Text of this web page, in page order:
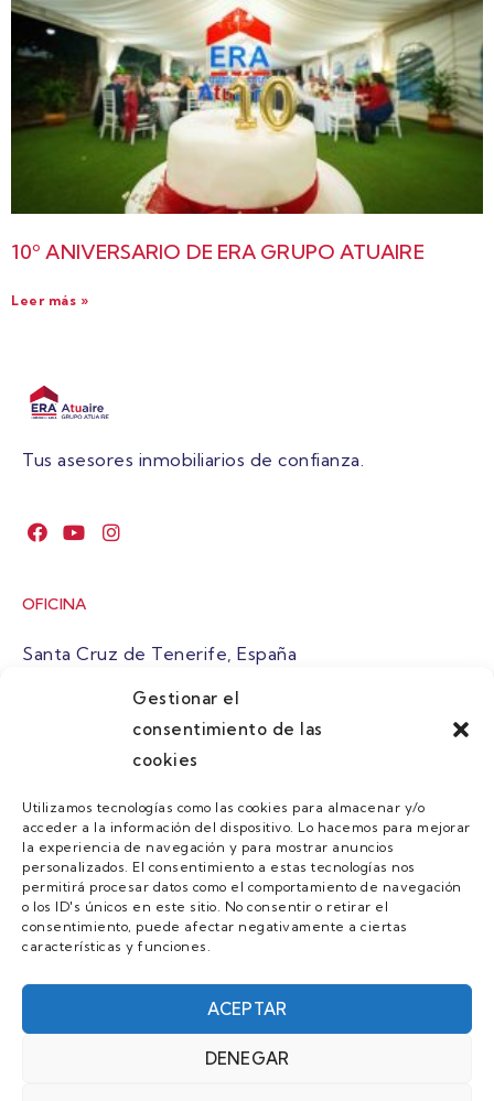
Gestionar el
consentimiento de las
cookies
Utilizamos tecnologías como las cookies para almacenar y/o
acceder a la información del dispositivo. Lo hacemos para mejorar
la experiencia de navegación y para mostrar anuncios
personalizados. El consentimiento a estas tecnologías nos
permitirá procesar datos como el comportamiento de navegación
o los ID's únicos en este sitio. No consentir o retirar el
consentimiento, puede afectar negativamente a ciertas
características y funciones.
ACEPTAR
DENEGAR
10º ANIVERSARIO DE ERA GRUPO ATUAIRE
Leer más »
Tus asesores inmobiliarios de confianza.
OFICINA
Santa Cruz de Tenerife, España
atuaire@grupoatuaire.com
+34 638765829
MENU
Quienes Somos
Guias
Contacto
Únete